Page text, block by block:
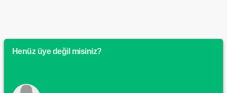
Henüz üye değil misiniz?